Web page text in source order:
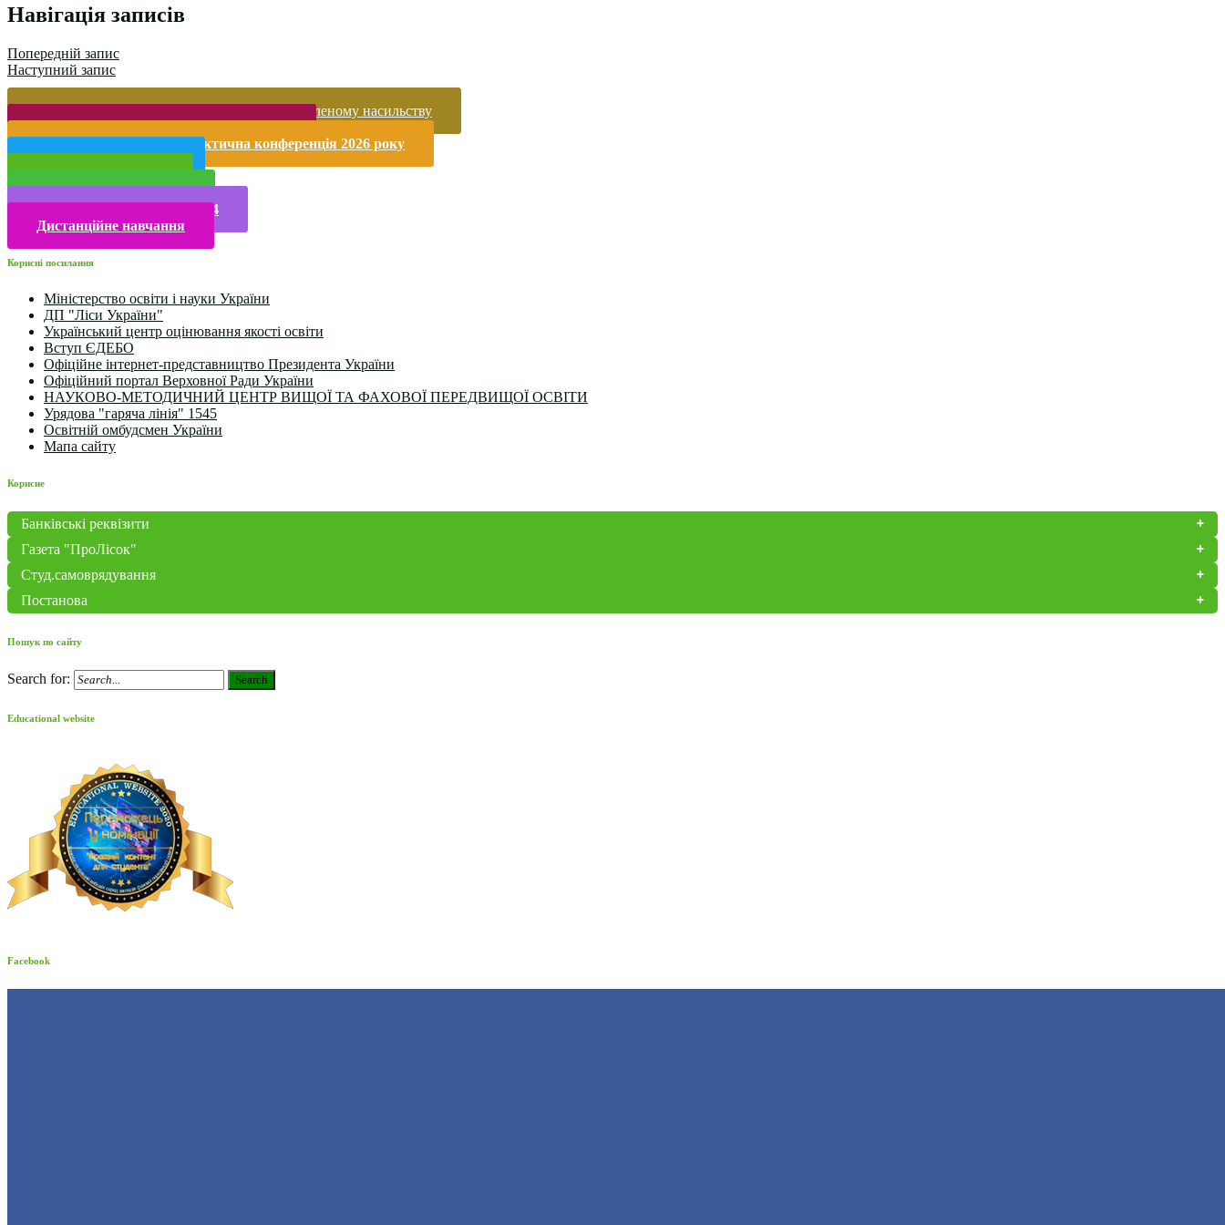
Навігація записів
Попередній запис
Наступний запис
Запобігання домашньому та гендерно-зумовленому насильству
Міжнародна науково-практична конференція 2026 року
Конкурси та олімпіади 2024
Дистанційне навчання
Корисні посилання
Міністерство освіти і науки України
ДП "Ліси України"
Український центр оцінювання якості освіти
Вступ ЄДЕБО
Офіційне інтернет-представництво Президента України
Офіційний портал Верховної Ради України
НАУКОВО-МЕТОДИЧНИЙ ЦЕНТР ВИЩОЇ ТА ФАХОВОЇ ПЕРЕДВИЩОЇ ОСВІТИ
Урядова "гаряча лінія" 1545
Освітній омбудсмен України
Мапа сайту
Корисне
Банківські реквізити
Газета "ПроЛісок"
Студ.самоврядування
Постанова
Пошук по сайту
Search for: Search
Educational website
Facebook